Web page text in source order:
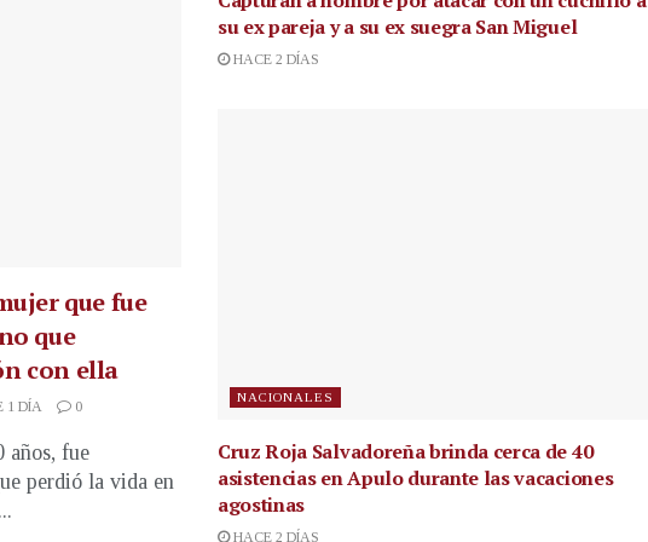
que fue
que
con ella
1 DÍA 0
años, fue
perdió la vida en
su ex pareja y a su ex suegra San Miguel
HACE 2 DÍAS
NACIONALES
Cruz Roja Salvadoreña brinda cerca de 40
asistencias en Apulo durante las vacaciones
agostinas
HACE 2 DÍAS